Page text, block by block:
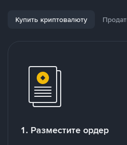
Купить криптовалюту
1. Разместите ордер